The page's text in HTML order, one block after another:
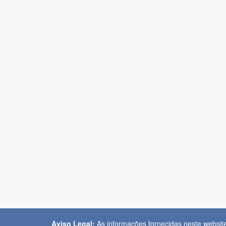
Aviso Legal: As informações fornecidas neste